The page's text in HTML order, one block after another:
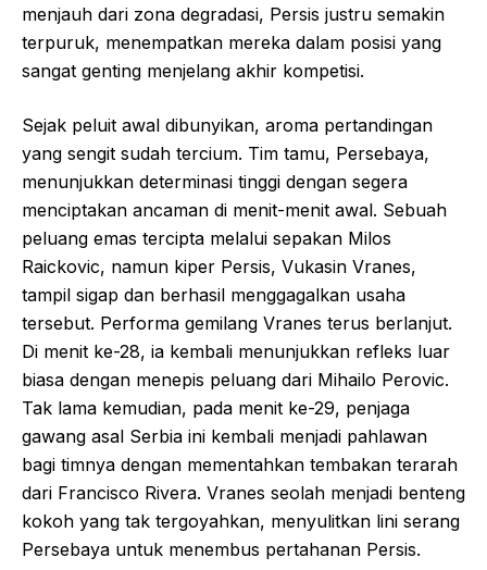
menjauh dari zona degradasi, Persis justru semakin
terpuruk, menempatkan mereka dalam posisi yang
sangat genting menjelang akhir kompetisi.
Sejak peluit awal dibunyikan, aroma pertandingan
yang sengit sudah tercium. Tim tamu, Persebaya,
menunjukkan determinasi tinggi dengan segera
menciptakan ancaman di menit-menit awal. Sebuah
peluang emas tercipta melalui sepakan Milos
Raickovic, namun kiper Persis, Vukasin Vranes,
tampil sigap dan berhasil menggagalkan usaha
tersebut. Performa gemilang Vranes terus berlanjut.
Di menit ke-28, ia kembali menunjukkan refleks luar
biasa dengan menepis peluang dari Mihailo Perovic.
Tak lama kemudian, pada menit ke-29, penjaga
gawang asal Serbia ini kembali menjadi pahlawan
bagi timnya dengan mementahkan tembakan terarah
dari Francisco Rivera. Vranes seolah menjadi benteng
kokoh yang tak tergoyahkan, menyulitkan lini serang
Persebaya untuk menembus pertahanan Persis.